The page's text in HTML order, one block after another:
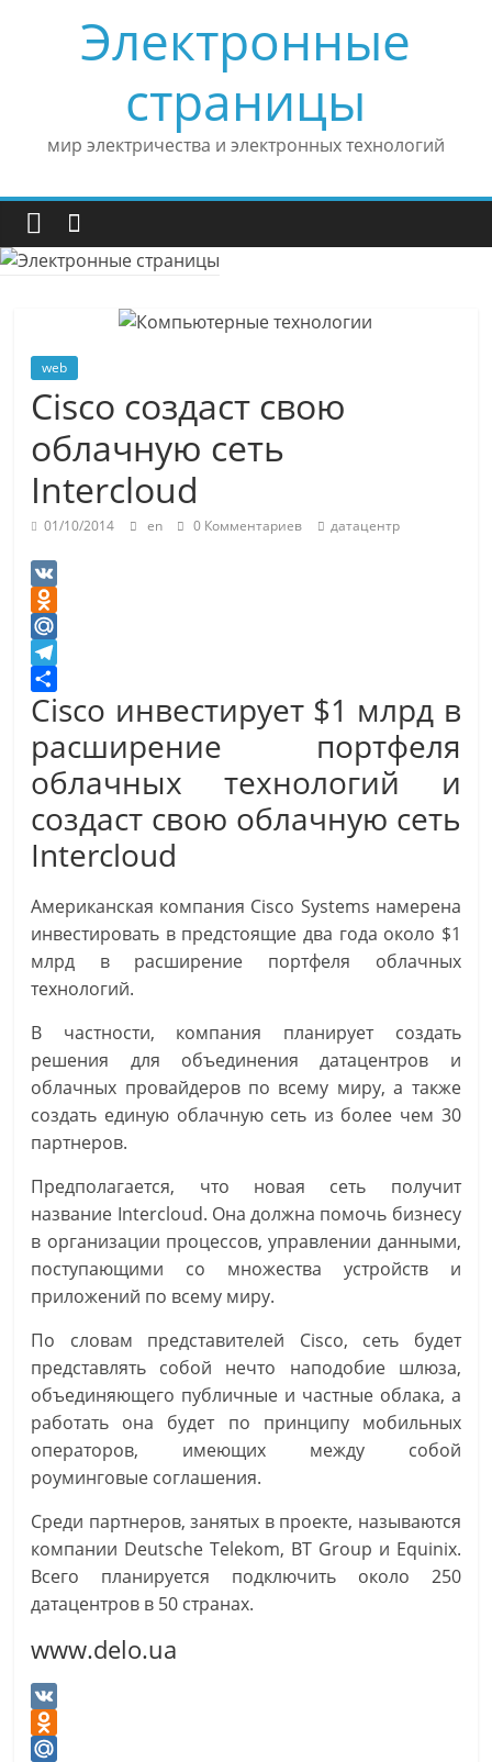
Электронные
страницы
мир электричества и электронных технологий
web
Cisco создаст свою
облачную сеть
Intercloud
01/10/2014 en 0 Комментариев датацентр
V
K
O
d
n
o
l
a
s
s
n
k
i
M
a
i
.
R
u
T
e
e
g
r
a
m
О
п
р
а
в
и
ь
Cisco инвестирует $1 млрд в
расширение портфеля
облачных технологий и
создаст свою облачную сеть
Intercloud
Американская компания Cisco Systems намерена
инвестировать в предстоящие два года около $1
млрд в расширение портфеля облачных
технологий.
В частности, компания планирует создать
решения для объединения датацентров и
облачных провайдеров по всему миру, а также
создать единую облачную сеть из более чем 30
партнеров.
Предполагается, что новая сеть получит
название Intercloud. Она должна помочь бизнесу
в организации процессов, управлении данными,
поступающими со множества устройств и
приложений по всему миру.
По словам представителей Cisco, сеть будет
представлять собой нечто наподобие шлюза,
объединяющего публичные и частные облака, а
работать она будет по принципу мобильных
операторов, имеющих между собой
роуминговые соглашения.
Среди партнеров, занятых в проекте, называются
компании Deutsche Telekom, BT Group и Equinix.
Всего планируется подключить около 250
датацентров в 50 странах.
www.delo.ua
V
K
O